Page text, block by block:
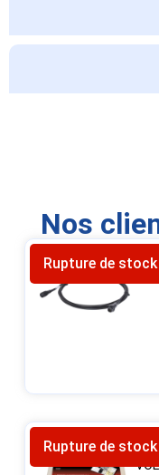
Nos
Rupture de stock
Rupture de stock